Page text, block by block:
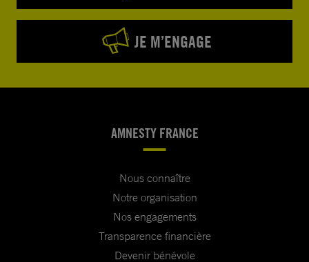
JE M’ENGAGE
AMNESTY FRANCE
Nous connaître
Notre organisation
Nos engagements
Transparence financière
Devenir bénévole